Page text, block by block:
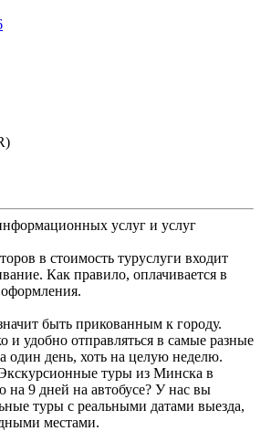
услуг и услуг
в стоимость туруслуги входит
Как правило, оплачивается в
быть прикованным к городу.
и удобно отправляться в самые разные
один день, хоть на целую неделю.
туры из Минска в
9 дней на автобусе? У нас вы
туры с реальными датами выезда,
местами.